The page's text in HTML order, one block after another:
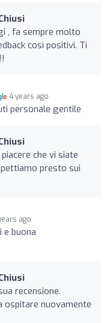
, fa sempre molto
così positivi. Ti
4 years ago
personale gentile
che vi siate
presto sui
ago
e buona
recensione.
ospitare nuovamente